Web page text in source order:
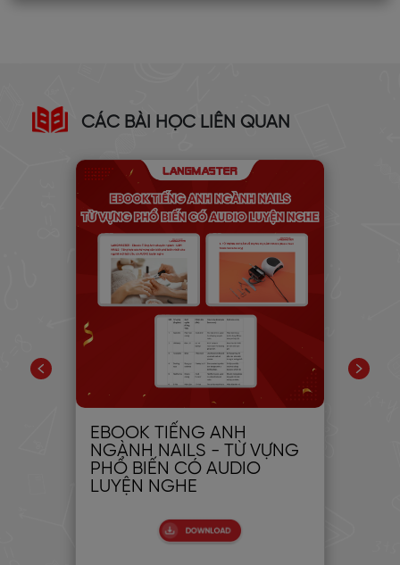
CÁC BÀI HỌC LIÊN QUAN
EBOOK TIẾNG ANH
NGÀNH NAILS - TỪ VỰNG
PHỔ BIẾN CÓ AUDIO
LUYỆN NGHE